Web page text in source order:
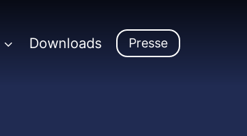
Downloads Presse